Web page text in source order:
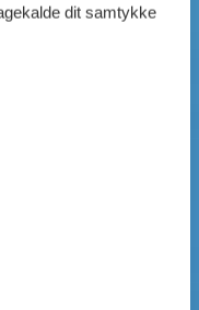
dit samtykke